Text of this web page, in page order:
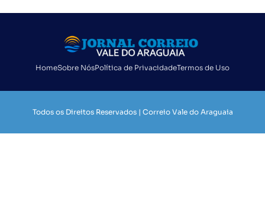
HomeSobre NósPolítica de PrivacidadeTermos de Uso
Todos os Direitos Reservados | Correio Vale do Araguaia